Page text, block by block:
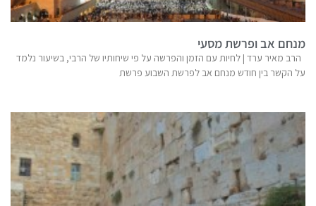
מנחם אב ופרשת מסעי
הרב מאיר ערד | לחיות עם הזמן והפרשה על פי שיחותיו של הרבי, בשיעור נלמד
על הקשר בין חודש מנחם אב לפרשת השבוע פרשת